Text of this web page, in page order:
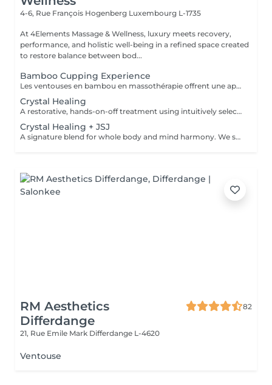
4-6, Rue François Hogenberg Luxembourg L-1735
At 4Elements Massage & Wellness, luxury meets recovery,
performance, and holistic well-being in a refined space created
to restore balance between bod...
Bamboo Cupping Experience
Les ventouses en bambou en massothérapie offrent une approche naturelle, douce et non invasive pour le soin du corps Elles agissent en profondeur tout en respectant les tissus, sans provoquer de douleur ni de marques. Bienfaits principaux : Stimulent la microcirculation sanguine et améliorent l'oxygénation des tissus Favorisent la récupération musculaire et réduisent les tensions, notamment au niveau du dos et de la nuque Produisent un effet de drainage lymphatique, aidant à diminuer les dèmes Améliorent la tonicité et l'élasticité de la peau Induisent une relaxation profonde, bénéfique en cas de stress Grâce aux propriétés naturelles du bambou, le massage se caractérise par un glissement fluide et une pression maîtrisée, garantissant un soin confortable et non traumatique. Contre-indications : Affections cutanées inflammatoires, varices, hypertension artérielle sévère, fragilité vasculaire.
Crystal Healing
A restorative, hands-on-off treatment using intuitively selected crystals placed on and around the body. - A 20 minute phone call before the session to explore your goals and tailor your plan - A personalized Crystal body layout (and intention focused grids if needed) - Chakra balancing to realign and stabilize your energy centers - Energy field cleansing (aura sweep, grounding, and sealing) - Yin-Yang harmonization for overall energetic coherence - Aftercare suggestions Ideal for: stress relief, emotional balance, mental clarity, energetic reset. For questions and additional information, please contact claudia@4elements.lu
Crystal Healing + JSJ
A signature blend for whole body and mind harmony. We set your intention, select specific crystals, and apply JSJ flows that complement your needsperfect for layered support (physical, emotional, and subtle energy). For questions and additional information, please contact claudia@4elements.lu
RM Aesthetics
Differdange
82
21, Rue Emile Mark Differdange L-4620
Ventouse